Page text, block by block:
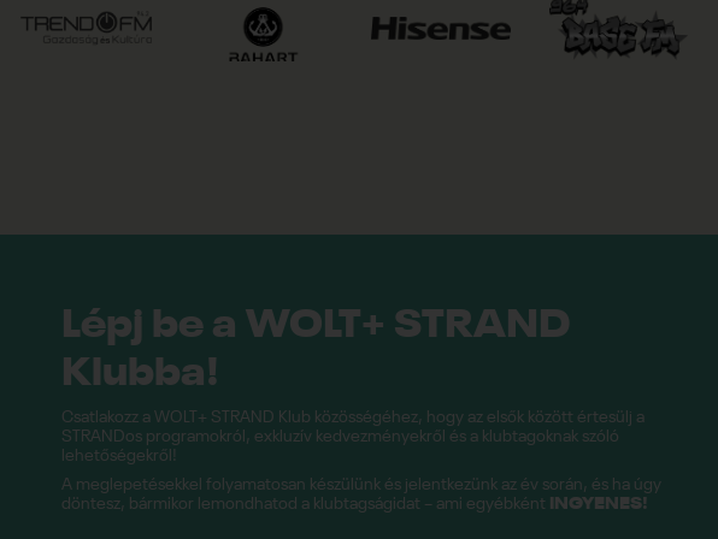
Lépj be a WOLT+ STRAND
Klubba!
Csatlakozz a WOLT+ STRAND Klub közösségéhez, hogy az elsők között értesülj a
STRANDos programokról, exkluzív kedvezményekről és a klubtagoknak szóló
lehetőségekről!
A meglepetésekkel folyamatosan készülünk és jelentkezünk az év során, és ha úgy
döntesz, bármikor lemondhatod a klubtagságidat – ami egyébként
INGYENES!